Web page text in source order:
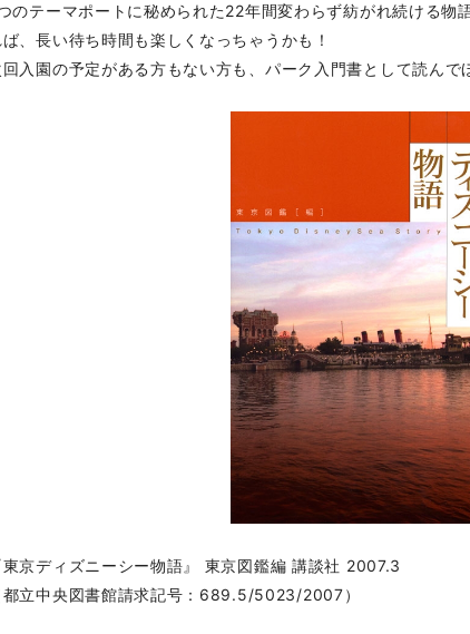
のテーマポートに秘められた22年間変わらず紡がれ続ける物
、長い待ち時間も楽しくなっちゃうかも！
回入園の予定がある方もない方も、パーク入門書として読んで
東京ディズニーシー物語』 東京図鑑編 講談社 2007.3
都立中央図書館請求記号：689.5/5023/2007）